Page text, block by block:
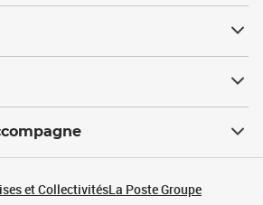
et CollectivitésLa Poste Groupe